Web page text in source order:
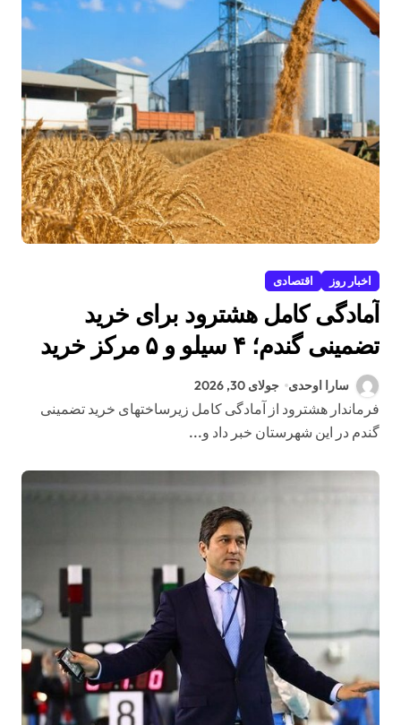
اخبار روز اقتصادی
آمادگی کامل هشترود برای خرید
تضمینی گندم؛ ۴ سیلو و ۵ مرکز خرید
در انتظار کشاورزان
سارا اوحدی جولای 30, 2026
فرماندار هشترود از آمادگی کامل زیرساختهای خرید تضمینی
گندم در این شهرستان خبر داد و...